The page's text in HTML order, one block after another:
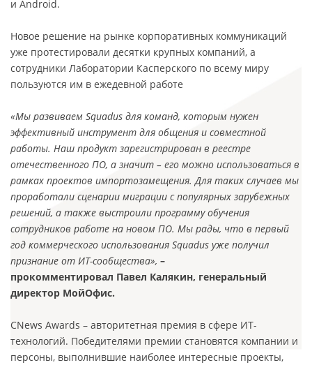
и Android.
Новое решение на рынке корпоративных коммуникаций
уже протестировали десятки крупных компаний, а
сотрудники Лаборатории Касперского по всему миру
пользуются им в ежедевной работе
«Мы развиваем Squadus для команд, которым нужен
эффективный инструмент для общения и совместной
работы. Наш продукт зарегистрирован в реестре
отечественного ПО, а значит – его можно использоваться в
рамках проектов импортозамещения. Для таких случаев мы
проработали сценарии миграции с популярных зарубежных
решений, а также выстроили программу обучения
сотрудников работе на новом ПО. Мы рады, что в первый
год коммерческого использования Squadus уже получил
признание от ИТ-сообщества», –
прокомментировал Павел Калякин, генеральный
директор МойОфис.
CNews Awards – авторитетная премия в сфере ИТ-
технологий. Победителями премии становятся компании и
персоны, выполнившие наиболее интересные проекты,